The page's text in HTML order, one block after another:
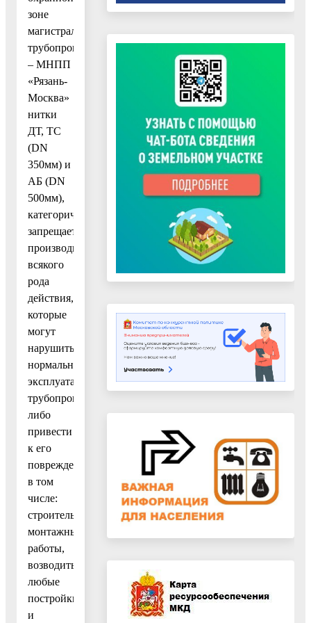
зоне
магистральных
трубопроводов
– МНПП
«Рязань-
Москва»
нитки
ДТ, ТС
(DN
350мм) и
АБ (DN
500мм),
категорически
запрещается
производить
всякого
рода
действия,
которые
могут
нарушить
нормальную
эксплуатацию
трубопровода,
либо
привести
к его
повреждению,
в том
числе:
строительно-
монтажные
работы,
возводить
любые
постройки
и